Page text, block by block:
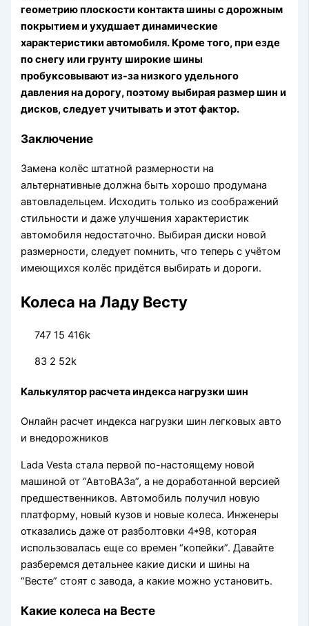
геометрию плоскости контакта шины с дорожным
покрытием и ухудшает динамические
характеристики автомобиля. Кроме того, при езде
по снегу или грунту широкие шины
пробуксовывают из-за низкого удельного
давления на дорогу, поэтому выбирая размер шин и
дисков, следует учитывать и этот фактор.
Заключение
Замена колёс штатной размерности на
альтернативные должна быть хорошо продумана
автовладельцем. Исходить только из соображений
стильности и даже улучшения характеристик
автомобиля недостаточно. Выбирая диски новой
размерности, следует помнить, что теперь с учётом
имеющихся колёс придётся выбирать и дороги.
Колеса на Ладу Весту
747 15 416k
83 2 52k
Калькулятор расчета индекса нагрузки шин
Онлайн расчет индекса нагрузки шин легковых авто
и внедорожников
Lada Vesta стала первой по-настоящему новой
машиной от “АвтоВАЗа”, а не доработанной версией
предшественников. Автомобиль получил новую
платформу, новый кузов и новые колеса. Инженеры
отказались даже от разболтовки 4*98, которая
использовалась еще со времен “копейки”. Давайте
разберемся детальнее какие диски и шины на
“Весте” стоят с завода, а какие можно установить.
Какие колеса на Весте